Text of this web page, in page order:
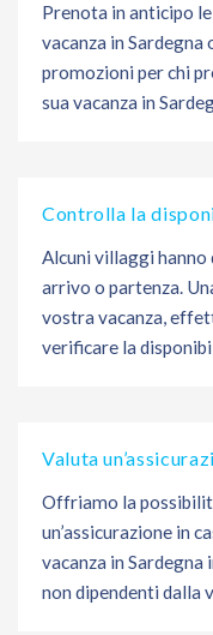
Prenota in anticipo
vacanza in
promozioni per chi
sua vacanza in
Controlla la
Alcuni villaggi
arrivo o partenza.
vostra vacanza,
verificare la
Valuta
Offriamo la
un’assicurazione in
vacanza in
non dipendenti dalla